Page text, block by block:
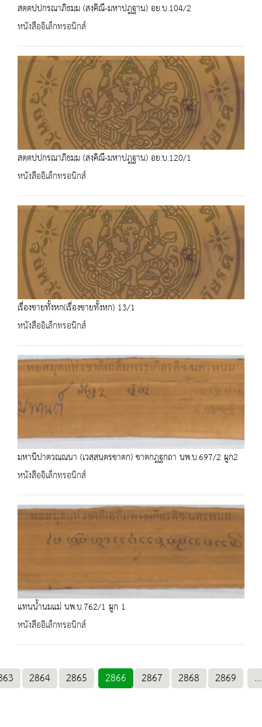
สตฺตปฺปกรณาภิธมฺม (สงฺคิณี-มหาปฎฐาน) อย.บ.104/2
หนังสืออิเล็กทรอนิกส์
สตฺตปฺปกรณาภิธมฺม (สงฺคิณี-มหาปฎฐาน) อย.บ.120/1
หนังสืออิเล็กทรอนิกส์
เรื่องชายทั้งหก(เรื่องชายทั้งหก) 13/1
หนังสืออิเล็กทรอนิกส์
มหานิปาตวณฺณนา (เวสฺสนฺตรชาตก) ชาตกฎฐกถา นพ.บ.697/2 ผูก2
หนังสืออิเล็กทรอนิกส์
แทนน้ำนมแม่ นพ.บ.762/1 ผูก 1
หนังสืออิเล็กทรอนิกส์
2864 2865 2866 2867 2868 2869 ...